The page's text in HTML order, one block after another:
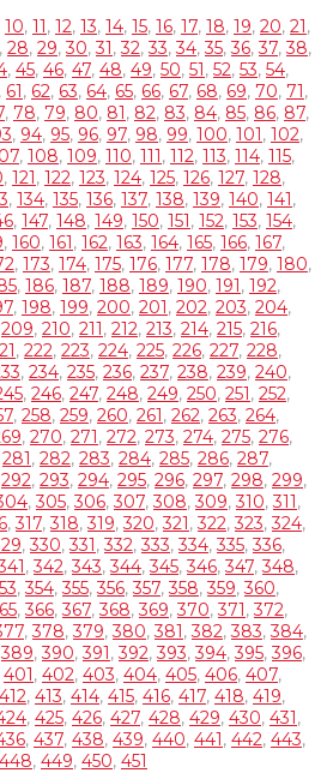
10, 11, 12, 13, 14, 15, 16, 17, 18, 19, 20, 21,
, 28, 29,30,31,32,33,34,35,36,37,38,
, 45, 46, 47, 48, 49, 50, 51, 52, 53, 54,
, 61, 62, 63, 64, 65, 66, 67, 68, 69, 70, 71,
, 78, 79, 80, 81, 82, 83, 84, 85, 86, 87,
, 94, 95, 96, 97, 98, 99, 100, 101, 102,
, 108, 109, 110, 111, 112, 113, 114, 115,
, 121, 122, 123, 124, 125, 126, 127, 128,
, 134, 135, 136, 137, 138, 139, 140, 141,
, 147, 148, 149, 150, 151, 152, 153, 154,
, 160, 161, 162, 163, 164, 165, 166, 167,
, 173, 174, 175, 176, 177, 178, 179, 180,
, 186, 187, 188, 189, 190, 191, 192,
, 198, 199, 200, 201, 202, 203, 204,
209, 210, 211, 212, 213, 214, 215, 216,
, 222, 223, 224, 225, 226, 227, 228,
, 234, 235, 236, 237, 238, 239, 240,
, 246, 247, 248, 249, 250, 251, 252,
, 258, 259, 260, 261, 262, 263, 264,
, 270, 271, 272, 273, 274, 275, 276,
281, 282, 283, 284, 285, 286, 287,
292, 293, 294, 295, 296, 297, 298, 299,
,305,306,307,308,309,310,311,
,317,318,319,320,321,322,323,324,
,330,331,332,333,334,335,336,
,342,343,344,345,346,347,348,
,354,355,356,357,358,359,360,
,366,367,368,369,370,371,372,
,378,379,380,381,382,383,384,
389,390,391,392,393,394,395,396,
401, 402, 403, 404, 405, 406, 407,
412, 413, 414, 415, 416, 417, 418, 419,
, 425, 426, 427, 428, 429, 430, 431,
, 437, 438, 439, 440, 441, 442, 443,
448, 449, 450, 451